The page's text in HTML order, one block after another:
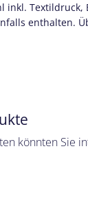
inkl.
enthalten.
könnten Sie